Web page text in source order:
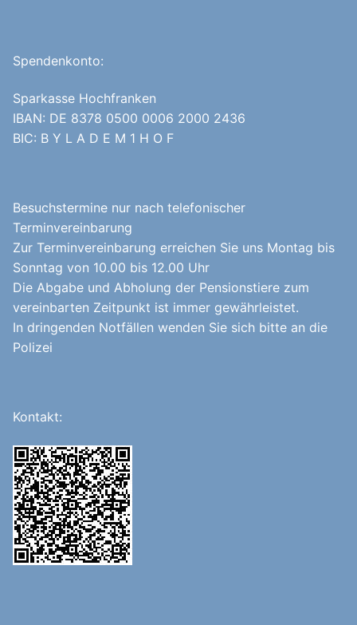
Spendenkonto:
Sparkasse Hochfranken
IBAN: DE 8378 0500 0006 2000 2436
BIC: B Y L A D E M 1 H O F
Besuchstermine nur nach telefonischer
Terminvereinbarung
Zur Terminvereinbarung erreichen Sie uns Montag bis
Sonntag von 10.00 bis 12.00 Uhr
Die Abgabe und Abholung der Pensionstiere zum
vereinbarten Zeitpunkt ist immer gewährleistet.
In dringenden Notfällen wenden Sie sich bitte an die
Polizei
Kontakt: